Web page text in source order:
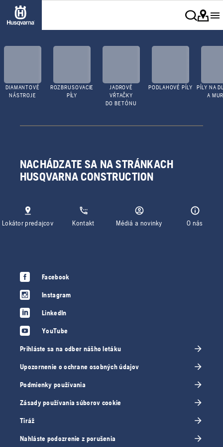
DIAMANTOVÉ
NÁSTROJE
ROZBRUSOVACIE
PÍLY
JADROVÉ
VŔTAČKY
DO BETÓNU
PODLAHOVÉ PÍLY
PÍLY NA
A
NACHÁDZATE SA NA STRÁNKACH
HUSQVARNA CONSTRUCTION
Lokátor predajcov Kontakt Médiá a novinky O nás
Facebook
Instagram
LinkedIn
YouTube
Prihláste sa na odber nášho letáku
Upozornenie o ochrane osobných údajov
Podmienky používania
Zásady používania súborov cookie
Tiráž
Nahláste podozrenie z porušenia